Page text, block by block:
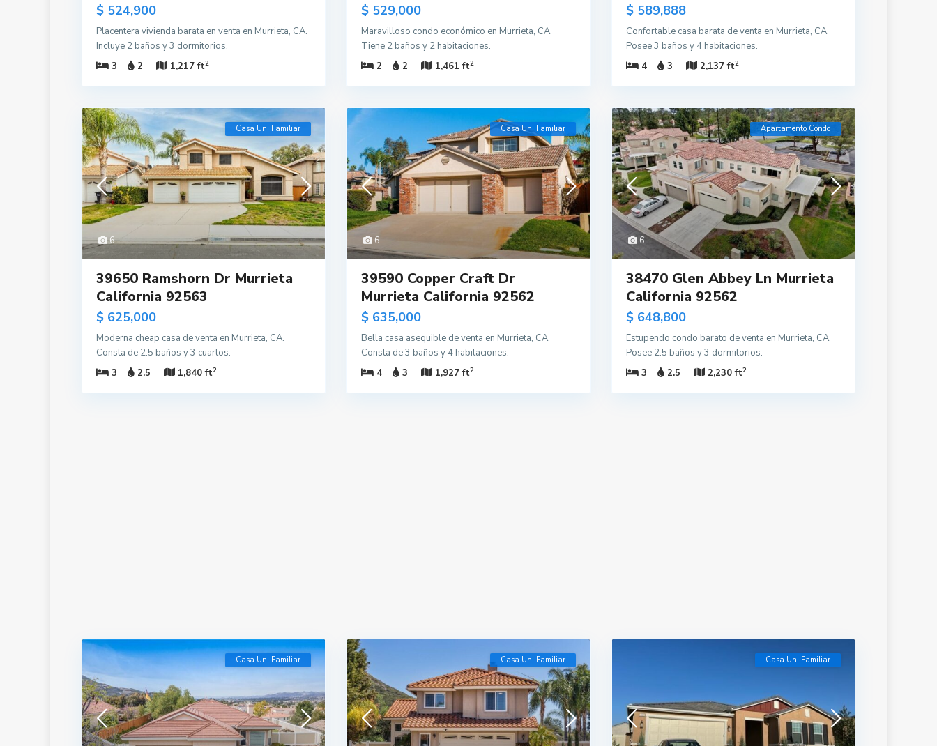
$ 524,900
Placentera vivienda barata en venta en Murrieta, CA.
Incluye 2 baños y 3 dormitorios.
3
2 1,217 ft2
$ 529,000
Maravilloso condo económico en Murrieta, CA.
Tiene 2 baños y 2 habitaciones.
2
2 1,461 ft2
$ 589,888
Confortable casa barata de venta en Murrieta, CA.
Posee 3 baños y 4 habitaciones.
4
3 2,137 ft2
6
Casa Uni Familiar
39650 Ramshorn Dr Murrieta
California 92563
$ 625,000
Moderna cheap casa de venta en Murrieta, CA.
Consta de 2.5 baños y 3 cuartos.
3
2.5 1,840 ft2
6
Casa Uni Familiar
39590 Copper Craft Dr
Murrieta California 92562
$ 635,000
Bella casa asequible de venta en Murrieta, CA.
Consta de 3 baños y 4 habitaciones.
4
3 1,927 ft2
6
Apartamento Condo
38470 Glen Abbey Ln Murrieta
California 92562
$ 648,800
Estupendo condo barato de venta en Murrieta, CA.
Posee 2.5 baños y 3 dormitorios.
3
2.5 2,230 ft2
Casa Uni Familiar Casa Uni Familiar Casa Uni Familiar